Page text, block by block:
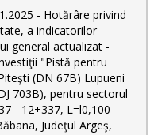
- Hotărâre privind
a indicatorilor
general actualizat -
"Pistă pentru
(DN 67B) Lupueni
703B), pentru sectorul
- 12+337, L=l0,100
Judeţul Argeş,